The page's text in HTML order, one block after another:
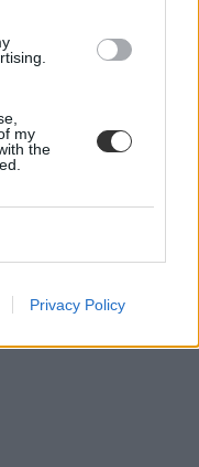
my
the
Privacy Policy